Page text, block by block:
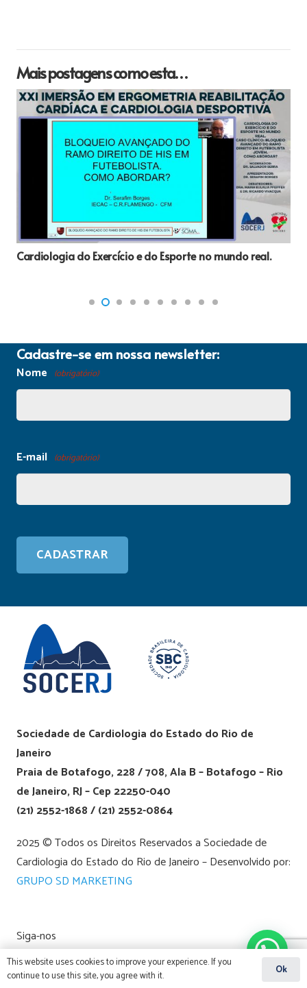
Mais postagens como esta…
Cardiologia do Exercício e do Esporte no mundo real.
Cadastre-se em nossa newsletter:
Nome (obrigatório)
E-mail (obrigatório)
Sociedade de Cardiologia do Estado do Rio de
Janeiro
Praia de Botafogo, 228 / 708, Ala B – Botafogo – Rio
de Janeiro, RJ – Cep 22250-040
(21) 2552-1868 / (21) 2552-0864
2025 © Todos os Direitos Reservados a Sociedade de
Cardiologia do Estado do Rio de Janeiro – Desenvolvido por:
GRUPO SD MARKETING
Siga-nos
This website uses cookies to improve your experience. If you
continue to use this site, you agree with it.
Ok